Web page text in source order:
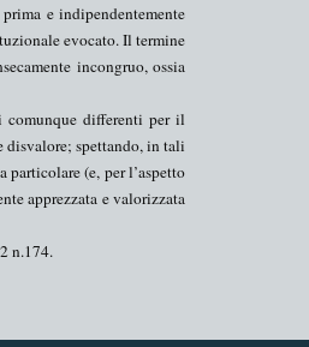
e indipendentemente
evocato. Il termine
incongruo, ossia
comunque differenti per il
disvalore; spettando, in tali
particolare (e, per l’aspetto
apprezzata e valorizzata
n.174.